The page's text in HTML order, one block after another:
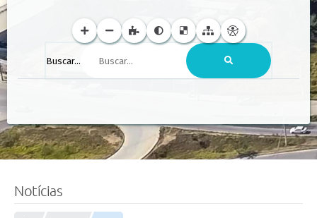
Buscar...
Notícias